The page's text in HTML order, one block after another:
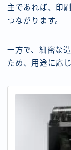
主であれば、印
つながります。
一方で、細密な
ため、用途に応